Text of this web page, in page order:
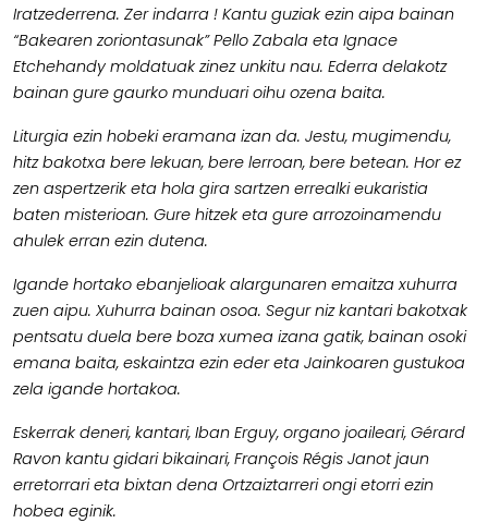
Iratzederrena. Zer indarra ! Kantu guziak ezin aipa bainan
“Bakearen zoriontasunak” Pello Zabala eta Ignace
Etchehandy moldatuak zinez unkitu nau. Ederra delakotz
bainan gure gaurko munduari oihu ozena baita.
Liturgia ezin hobeki eramana izan da. Jestu, mugimendu,
hitz bakotxa bere lekuan, bere lerroan, bere betean. Hor ez
zen aspertzerik eta hola gira sartzen errealki eukaristia
baten misterioan. Gure hitzek eta gure arrozoinamendu
ahulek erran ezin dutena.
Igande hortako ebanjelioak alargunaren emaitza xuhurra
zuen aipu. Xuhurra bainan osoa. Segur niz kantari bakotxak
pentsatu duela bere boza xumea izana gatik, bainan osoki
emana baita, eskaintza ezin eder eta Jainkoaren gustukoa
zela igande hortakoa.
Eskerrak deneri, kantari, Iban Erguy, organo joaileari, Gérard
Ravon kantu gidari bikainari, François Régis Janot jaun
erretorrari eta bixtan dena Ortzaiztarreri ongi etorri ezin
hobea eginik.